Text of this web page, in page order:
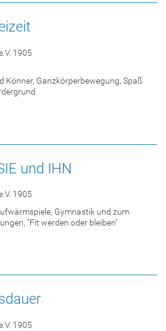
1905
Könner, Ganzkörperbewegung, Spaß
und IHN
1905
Gymnastik und zum
"Fit werden oder bleiben"
1905